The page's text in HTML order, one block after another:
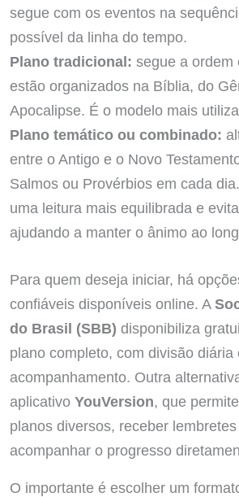
segue com os eventos na
possível da linha do tempo.
Plano tradicional: segue a ordem
estão organizados na Bíblia, do
Apocalipse. É o modelo mais
Plano temático ou combinado:
entre o Antigo e o Novo
Salmos ou Provérbios em cada
uma leitura mais equilibrada e
ajudando a manter o ânimo ao
Para quem deseja iniciar, há
confiáveis disponíveis online. A
do Brasil (SBB) disponibiliza
plano completo, com divisão diária
acompanhamento. Outra
aplicativo YouVersion, que
planos diversos, receber
acompanhar o progresso
O importante é escolher um